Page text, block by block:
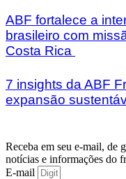
ABF fortalece a
brasileiro com
Costa Rica
7 insights da ABF
expansão
Receba em seu e-mail, de
notícias e informações do
E-mail